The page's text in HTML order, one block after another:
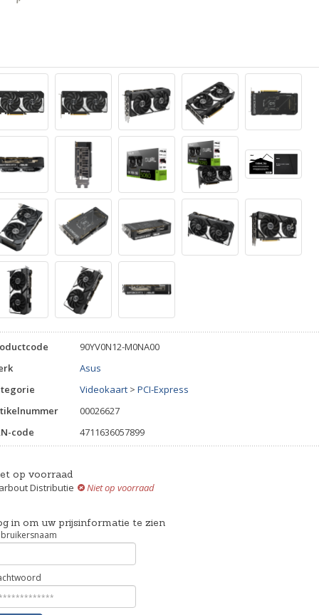
90YV0N12-M0NA00
Asus
Videokaart > PCI-Express
00026627
code
4711636057899
op voorraad
Distributie
Niet op voorraad
in om uw prijsinformatie te zien